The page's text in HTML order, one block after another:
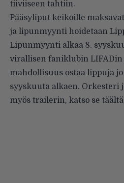
tiiviiseen tahtiin.
Pääsyliput keikoille
ja lipunmyynti hoidetaan
Lipunmyynti alkaa 8.
virallisen faniklubin LIFADin
mahdollisuus ostaa lippuja
syyskuuta alkaen. Orkesteri
myös trailerin, katso se täältä